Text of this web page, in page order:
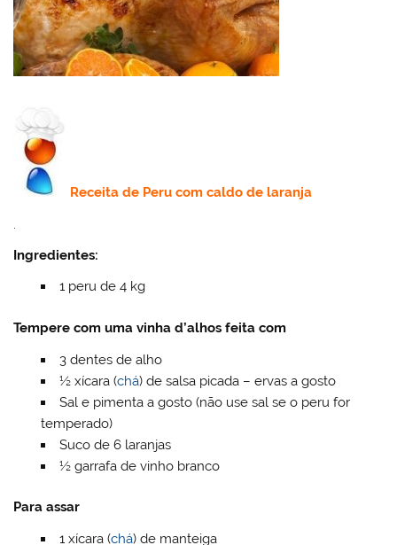
Receita de Peru com caldo de laranja
Ingredientes:
1 peru de 4 kg
Tempere com uma vinha d’alhos feita com
3 dentes de alho
½ xícara (chá) de salsa picada – ervas a gosto
Sal e pimenta a gosto (não use sal se o peru for
temperado)
Suco de 6 laranjas
½ garrafa de vinho branco
Para assar
1 xícara (chá) de manteiga